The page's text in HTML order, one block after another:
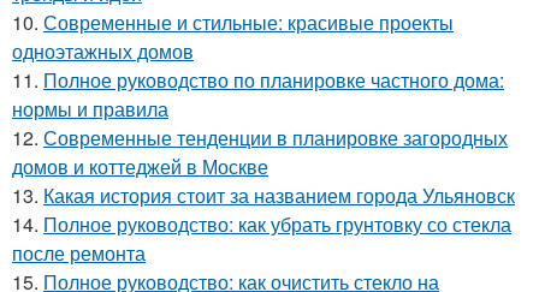
10. Современные и стильные: красивые проекты
одноэтажных домов
11. Полное руководство по планировке частного дома:
нормы и правила
12. Современные тенденции в планировке загородных
домов и коттеджей в Москве
13. Какая история стоит за названием города Ульяновск
14. Полное руководство: как убрать грунтовку со стекла
после ремонта
15. Полное руководство: как очистить стекло на